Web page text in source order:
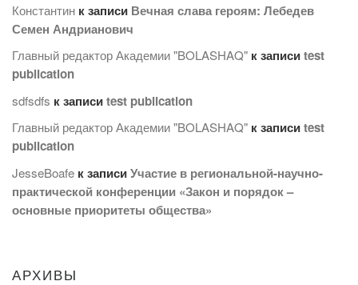
Константин к записи Вечная слава героям: Лебедев
Семен Андрианович
Главный редактор Академии "BOLASHAQ" к записиtest
publication
sdfsdfs к записиtest publication
Главный редактор Академии "BOLASHAQ" к записиtest
publication
JesseBoafe к записиУчастие в региональной-научно-
практической конференции «Закон и порядок –
основные приоритеты общества»
АРХИВЫ